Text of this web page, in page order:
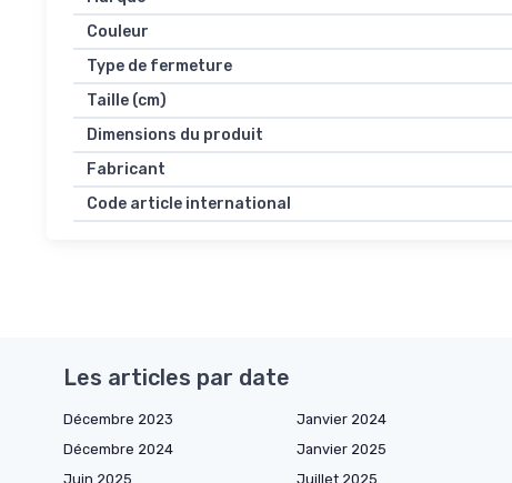
Couleur
Type de fermeture
Taille (cm)
Dimensions du produit
Fabricant
Code article international
Les articles par date
Décembre 2023 Janvier 2024
Décembre 2024
Janvier 2025
Juin 2025
Juillet 2025